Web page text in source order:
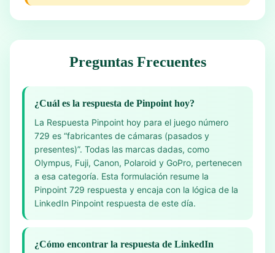
Preguntas Frecuentes
¿Cuál es la respuesta de Pinpoint hoy?
La Respuesta Pinpoint hoy para el juego número
729 es “fabricantes de cámaras (pasados y
presentes)”. Todas las marcas dadas, como
Olympus, Fuji, Canon, Polaroid y GoPro, pertenecen
a esa categoría. Esta formulación resume la
Pinpoint 729 respuesta y encaja con la lógica de la
LinkedIn Pinpoint respuesta de este día.
¿Cómo encontrar la respuesta de LinkedIn